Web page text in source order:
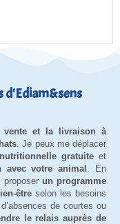
d'Ediam&sens
vente et la livraison à
. Je peux me déplacer
gratuiteet
avec votre animal
. En
proposerun programme
êtreselon les besoins
de courtes ou
le relais auprès de